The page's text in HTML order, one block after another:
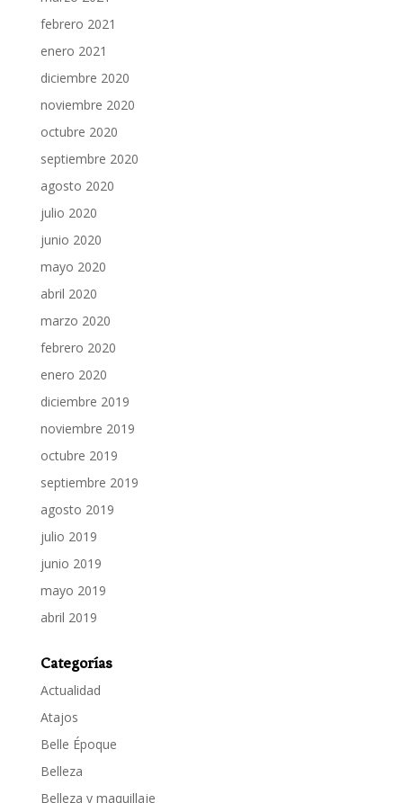
febrero 2021
enero 2021
diciembre 2020
noviembre 2020
octubre 2020
septiembre 2020
agosto 2020
julio 2020
junio 2020
mayo 2020
abril 2020
marzo 2020
febrero 2020
enero 2020
diciembre 2019
noviembre 2019
octubre 2019
septiembre 2019
agosto 2019
julio 2019
junio 2019
mayo 2019
abril 2019
Categorías
Actualidad
Atajos
Belle Époque
Belleza
Belleza y maquillaje